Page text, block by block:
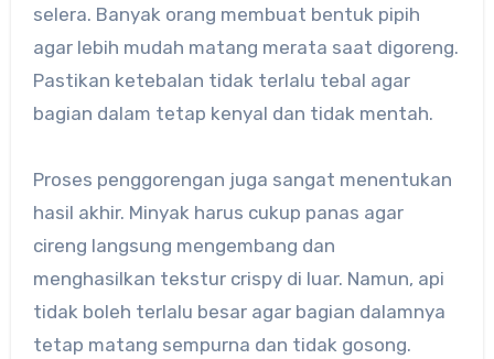
selera. Banyak orang membuat bentuk pipih
agar lebih mudah matang merata saat digoreng.
Pastikan ketebalan tidak terlalu tebal agar
bagian dalam tetap kenyal dan tidak mentah.
Proses penggorengan juga sangat menentukan
hasil akhir. Minyak harus cukup panas agar
cireng langsung mengembang dan
menghasilkan tekstur crispy di luar. Namun, api
tidak boleh terlalu besar agar bagian dalamnya
tetap matang sempurna dan tidak gosong.